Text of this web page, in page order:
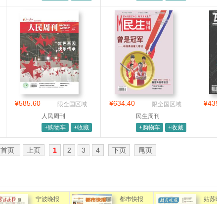
¥585.60
限全国区域
人民周刊
+购物车
+收藏
¥634.40
限全国区域
民生周刊
+购物车
+收藏
首页 上页 1 2 3 4 下页 尾页
宁波晚报 都市快报 姑苏